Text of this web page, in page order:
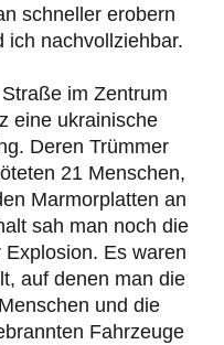
schneller erobern
ich nachvollziehbar.
im Zentrum
eine ukrainische
Deren Trümmer
21 Menschen,
Marmorplatten an
sah man noch die
Es waren
auf denen man die
und die
Fahrzeuge